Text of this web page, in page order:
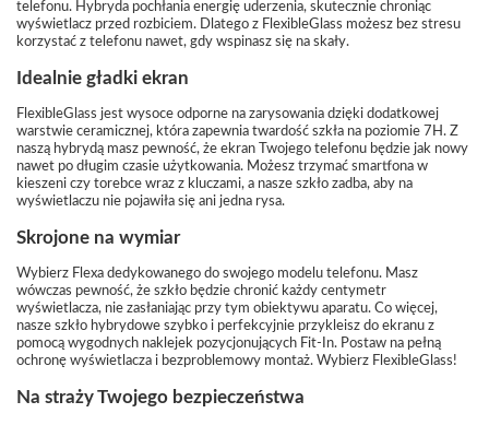
telefonu. Hybryda pochłania energię uderzenia, skutecznie chroniąc
wyświetlacz przed rozbiciem. Dlatego z FlexibleGlass możesz bez stresu
korzystać z telefonu nawet, gdy wspinasz się na skały.
Idealnie gładki ekran
FlexibleGlass jest wysoce odporne na zarysowania dzięki dodatkowej
warstwie ceramicznej, która zapewnia twardość szkła na poziomie 7H. Z
naszą hybrydą masz pewność, że ekran Twojego telefonu będzie jak nowy
nawet po długim czasie użytkowania. Możesz trzymać smartfona w
kieszeni czy torebce wraz z kluczami, a nasze szkło zadba, aby na
wyświetlaczu nie pojawiła się ani jedna rysa.
Skrojone na wymiar
Wybierz Flexa dedykowanego do swojego modelu telefonu. Masz
wówczas pewność, że szkło będzie chronić każdy centymetr
wyświetlacza, nie zasłaniając przy tym obiektywu aparatu. Co więcej,
nasze szkło hybrydowe szybko i perfekcyjnie przykleisz do ekranu z
pomocą wygodnych naklejek pozycjonujących Fit-In. Postaw na pełną
ochronę wyświetlacza i bezproblemowy montaż. Wybierz FlexibleGlass!
Na straży Twojego bezpieczeństwa